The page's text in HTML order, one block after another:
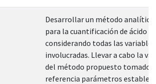
Desarrollar un método analítico
para la cuantificación de ácido
considerando todas las variables
involucradas. Llevar a cabo la
del método propuesto tomado
referencia parámetros